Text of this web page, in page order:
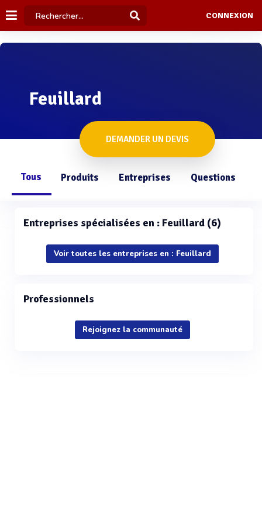
CONNEXION
Feuillard
DEMANDER UN DEVIS
Tous Produits Entreprises Questions
Entreprises spécialisées en : Feuillard (6)
Voir toutes les entreprises en : Feuillard
Professionnels
Rejoignez la communauté